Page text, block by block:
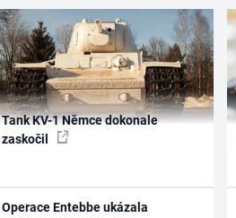
Tank KV-1 Němce dokonale
zaskočil
Operace Entebbe ukázala